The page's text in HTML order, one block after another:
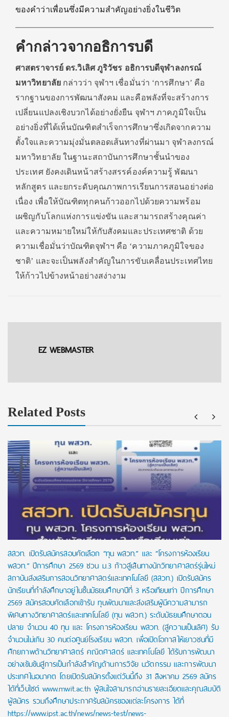
ของคำว่าเพื่อนซึ่งมีความสำคัญอย่างยิ่งในชีวิต
คำกล่าวจากอธิการบดี
ศาสตราจารย์ ดร.วิเลิศ ภูริวัชร อธิการบดีจุฬาลงกรณ์
มหาวิทยาลัย กล่าวว่า จุฬาฯ เชื่อมั่นว่า ‘การศึกษา’ คือ
รากฐานของการพัฒนาสังคม และคือพลังที่จะสร้างการ
เปลี่ยนแปลงเชิงบวกได้อย่างยั่งยืน จุฬาฯ ภาคภูมิใจเป็น
อย่างยิ่งที่ได้เห็นบัณฑิตสำเร็จการศึกษาซึ่งเกิดจากความ
ตั้งใจและความมุ่งมั่นตลอดเส้นทางที่ผ่านมา จุฬาลงกรณ์
มหาวิทยาลัย ในฐานะสถาบันการศึกษาชั้นนำของ
ประเทศ ยังคงเดินหน้าสร้างสรรค์องค์ความรู้ พัฒนา
หลักสูตร และยกระดับคุณภาพการเรียนการสอนอย่างต่อ
เนื่อง เพื่อให้บัณฑิตทุกคนก้าวออกไปด้วยความพร้อม
เผชิญกับโลกแห่งการแข่งขัน และสามารถสร้างคุณค่า
และความหมายใหม่ให้กับสังคมและประเทศชาติ ด้วย
ความเชื่อมั่นว่าบัณฑิตจุฬาฯ คือ ‘ความภาคภูมิใจของ
ชาติ’ และจะเป็นพลังสำคัญในการขับเคลื่อนประเทศไทย
ให้ก้าวไปข้างหน้าอย่างสง่างาม
EZ WEBMASTER
Related Posts
สสวท. เปิดรับสมัครสอบคัดเลือก “ทุน พสวท.” และ “โครงการห้องเรียน
พสวท.” ปีการศึกษา 2569 ชวน ม.3 ก้าวสู่เส้นทางนักวิทยาศาสตร์รุ่นใหม่
สถาบันส่งเสริมการสอนวิทยาศาสตร์และเทคโนโลยี (สสวท.) เปิดรับสมัคร
นักเรียนที่กำลังศึกษาอยู่ในชั้นมัธยมศึกษาปีที่ 3 หรือเทียบเท่า ปีการศึกษา
2569 สมัครสอบคัดเลือกเข้ารับ ทุนพัฒนาและส่งเสริมผู้มีความสามารถ
พิเศษทางวิทยาศาสตร์และเทคโนโลยี (ทุน พสวท.) ระดับมัธยมศึกษาตอน
ปลาย จำนวน 40 ทุน และ โครงการห้องเรียน พสวท. (สู่ความเป็นเลิศ) รับ
จำนวนไม่เกิน 30 คนต่อศูนย์โรงเรียน พสวท. เพื่อเปิดโอกาสให้เยาวชนที่มี
ศักยภาพด้านวิทยาศาสตร์ คณิตศาสตร์ และเทคโนโลยี ได้รับการพัฒนา
อย่างเข้มข้นสู่การเป็นกำลังสำคัญด้านการวิจัย นวัตกรรม และการพัฒนา
ประเทศในอนาคต โดยเปิดรับสมัครตั้งแต่วันนี้ถึง 31 สิงหาคม 2569 สมัคร
ได้ที่เว็บไซต์ www.mwit.ac.th ผู้สนใจสามารถอ่านรายละเอียดและคุณสมบัติ
ผู้สมัคร รวมถึงศึกษาประกาศรับสมัครของแต่ละโครงการ ได้ที่
https://www.ipst.ac.th/news/news-test/news-